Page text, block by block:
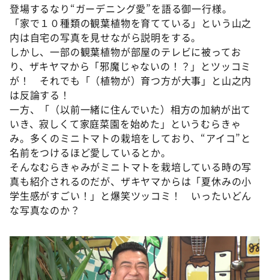
ザキ山小屋本館
ぺこぱのまるスポ
アナ回覧板
登場するなり“ガーデニング愛”を語る御一行様。
「家で１０種類の観葉植物を育てている」という山之
内は自宅の写真を見せながら説明をする。
しかし、一部の観葉植物が部屋のテレビに被ってお
り、ザキヤマから「邪魔じゃないの！？」とツッコミ
が！ それでも「（植物が）育つ方が大事」と山之内
は反論する！
一方、「（以前一緒に住んでいた）相方の加納が出て
いき、寂しくて家庭菜園を始めた」というむらきゃ
み。多くのミニトマトの栽培をしており、“アイコ”と
名前をつけるほど愛しているとか。
そんなむらきゃみがミニトマトを栽培している時の写
真も紹介されるのだが、ザキヤマからは「夏休みの小
学生感がすごい！」と爆笑ツッコミ！ いったいどん
な写真なのか？